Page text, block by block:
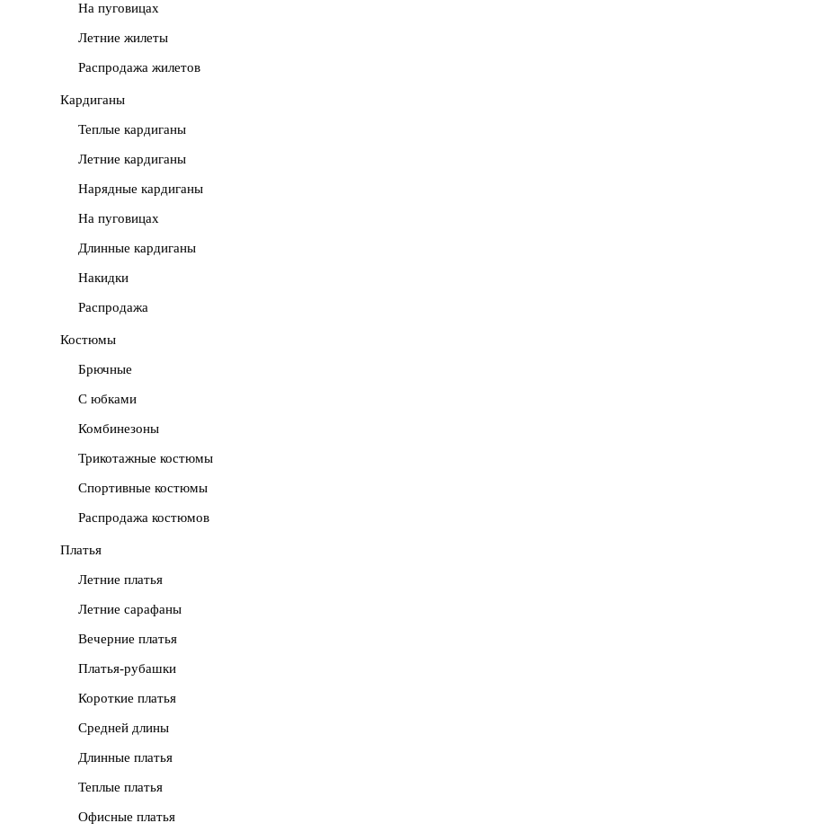
На пуговицах
Летние жилеты
Распродажа жилетов
Кардиганы
Теплые кардиганы
Летние кардиганы
Нарядные кардиганы
На пуговицах
Длинные кардиганы
Накидки
Распродажа
Костюмы
Брючные
С юбками
Комбинезоны
Трикотажные костюмы
Спортивные костюмы
Распродажа костюмов
Платья
Летние платья
Летние сарафаны
Вечерние платья
Платья-рубашки
Короткие платья
Средней длины
Длинные платья
Теплые платья
Офисные платья